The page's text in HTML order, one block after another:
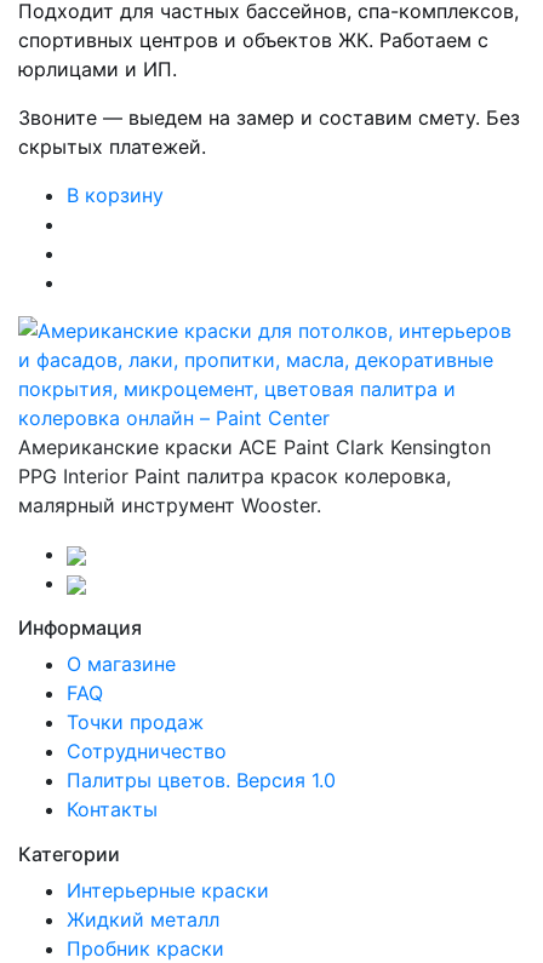
Подходит для частных бассейнов, спа-комплексов,
спортивных центров и объектов ЖК. Работаем с
юрлицами и ИП.
Звоните — выедем на замер и составим смету. Без
скрытых платежей.
В корзину
Американские краски ACE Paint Clark Kensington
PPG Interior Paint палитра красок колеровка,
малярный инструмент Wooster.
Информация
О магазине
FAQ
Точки продаж
Сотрудничество
Палитры цветов. Версия 1.0
Контакты
Категории
Интерьерные краски
Жидкий металл
Пробник краски